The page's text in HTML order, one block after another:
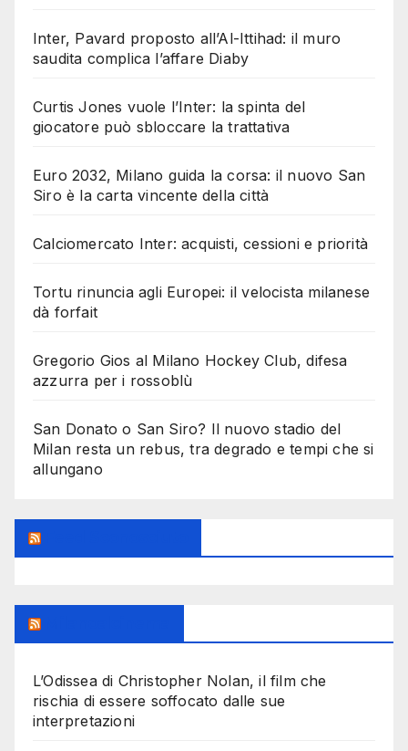
Inter, Pavard proposto all’Al-Ittihad: il muro
saudita complica l’affare Diaby
Curtis Jones vuole l’Inter: la spinta del
giocatore può sbloccare la trattativa
Euro 2032, Milano guida la corsa: il nuovo San
Siro è la carta vincente della città
Calciomercato Inter: acquisti, cessioni e priorità
Tortu rinuncia agli Europei: il velocista milanese
dà forfait
Gregorio Gios al Milano Hockey Club, difesa
azzurra per i rossoblù
San Donato o San Siro? Il nuovo stadio del
Milan resta un rebus, tra degrado e tempi che si
allungano
L’Odissea di Christopher Nolan, il film che
rischia di essere soffocato dalle sue
interpretazioni